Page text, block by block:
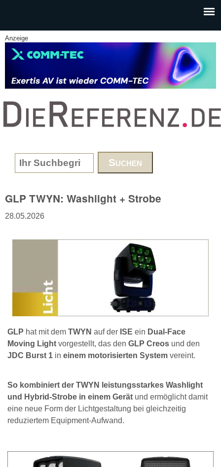
Anzeige
www.DieReferenz.de
Search form
GLP TWYN: Washlight + Strobe
28.05.2026
GLP hat mit dem TWYN auf der ISE ein Dual-Face
Moving Light vorgestellt, das den GLP Creos und den
JDC Burst 1 in einem motorisierten System vereint.
So kombiniert der TWYN leistungsstarkes Washlight
und Hybrid-Strobe in einem Gerät und ermöglicht damit
eine neue Form der Lichtgestaltung bei gleichzeitig
reduziertem Equipment-Aufwand.